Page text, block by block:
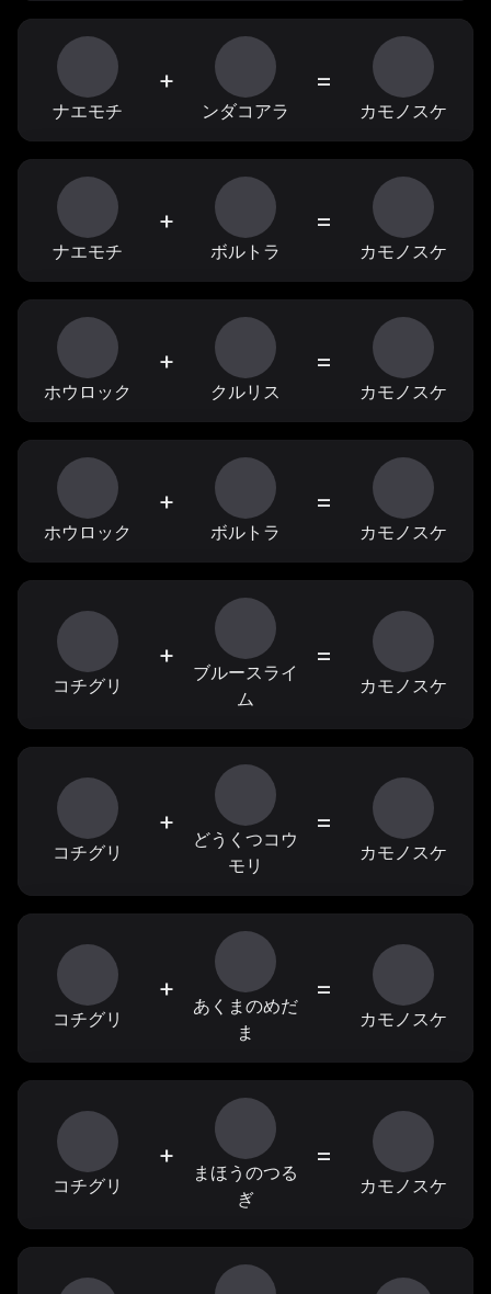
ナエモチ
+
ンダコアラ
=
カモノスケ
ナエモチ
+
ボルトラ
=
カモノスケ
ホウロック
+
クルリス
=
カモノスケ
ホウロック
+
ボルトラ
=
カモノスケ
コチグリ
+
ブルースライ
ム
=
カモノスケ
コチグリ
+
どうくつコウ
モリ
=
カモノスケ
コチグリ
+
あくまのめだ
ま
=
カモノスケ
コチグリ
+
まほうのつる
ぎ
=
カモノスケ